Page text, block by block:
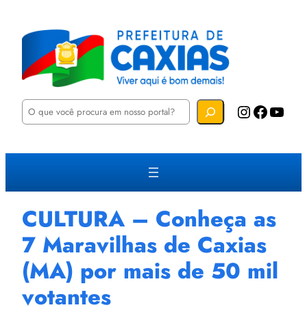
P
u
a
Instagram Facebook YouTube
CULTURA – Conheça as
7 Maravilhas de Caxias
(MA) por mais de 50 mil
votantes